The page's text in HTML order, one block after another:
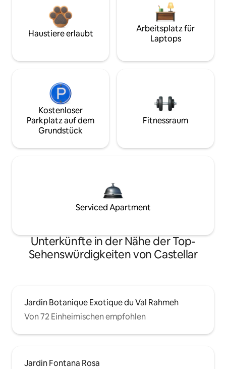
Haustiere erlaubt
Arbeitsplatz für
Laptops
Kostenloser
Parkplatz auf dem
Grundstück
Fitnessraum
Serviced Apartment
Unterkünfte in der Nähe der Top-
Sehenswürdigkeiten von Castellar
Jardin Botanique Exotique du Val Rahmeh
Von 72 Einheimischen empfohlen
Jardin Fontana Rosa